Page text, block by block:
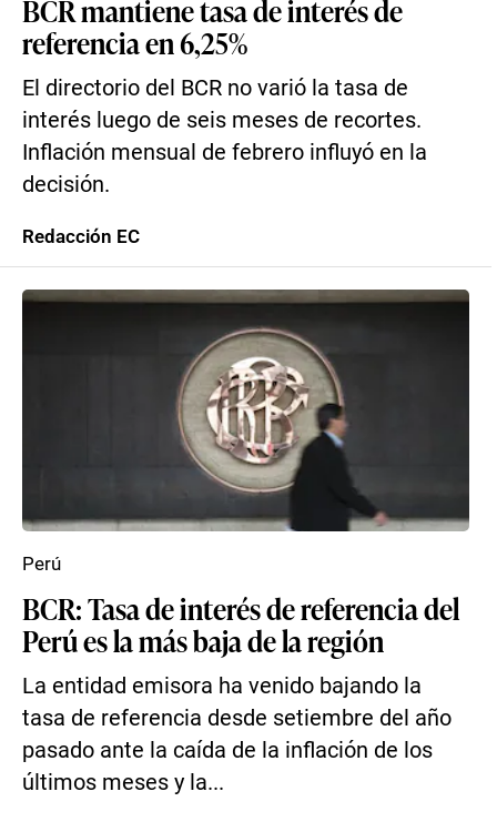
BCR mantiene tasa de interés de
referencia en 6,25%
El directorio del BCR no varió la tasa de
interés luego de seis meses de recortes.
Inflación mensual de febrero influyó en la
decisión.
Redacción EC
BCR: Tasa de interés de referencia del
Perú es la más baja de la región
La entidad emisora ha venido bajando la
tasa de referencia desde setiembre del año
pasado ante la caída de la inflación de los
últimos meses y la...
Perú